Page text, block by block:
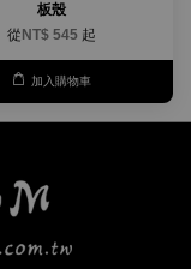
板殼
從 NT$ 545 起
加入購物車